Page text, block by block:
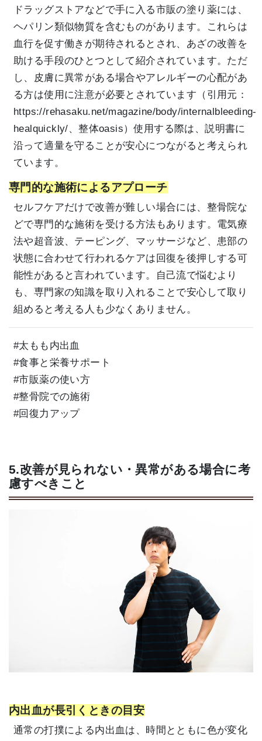
ドラッグストアなどで手に入る市販の塗り薬には、
ヘパリン類似物質を含むものがあります。これらは
血行を促す働きが期待されるとされ、あざの改善を
助ける手段のひとつとして紹介されています。ただ
し、皮膚に異常がある場合やアレルギーの心配があ
る方は使用に注意が必要とされています（引用元：
https://rehasaku.net/magazine/body/internalbleeding-
healquickly/、整体oasis）使用する際は、説明書に
沿って適量を守ることが安心につながると考えられ
ています。
専門的な施術によるアプローチ
セルフケアだけで改善が難しい場合には、整骨院な
どで専門的な施術を受ける方法もあります。電気療
法や超音波、テーピング、マッサージなど、患部の
状態に合わせて行われるケアは回復を後押しする可
能性があると言われています。自己流で悩むより
も、専門家の知識を取り入れることで安心して取り
組めると考える人も少なくありません。
#太もも内出血
#食事と栄養サポート
#市販薬の使い方
#整骨院での施術
#回復力アップ
5.改善が見られない・異常がある場合に考
慮すべきこと
内出血が長引くときの目安
通常の打撲による内出血は、時間とともに色が変化